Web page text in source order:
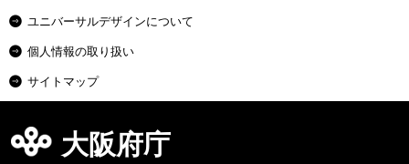
ユニバーサルデザインについて
個人情報の取り扱い
サイトマップ
大阪府庁